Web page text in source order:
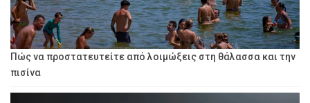
Πώς να προστατευτείτε από λοιμώξεις στη θάλασσα και την
πισίνα